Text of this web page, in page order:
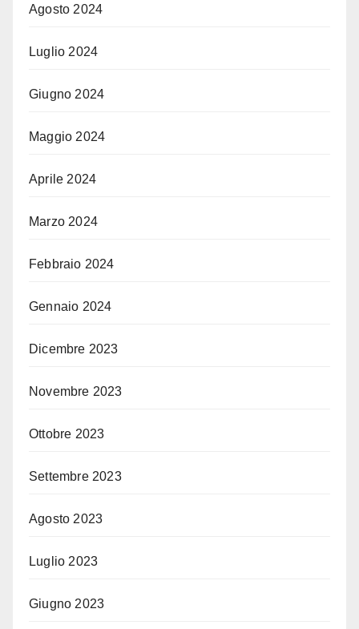
Agosto 2024
Luglio 2024
Giugno 2024
Maggio 2024
Aprile 2024
Marzo 2024
Febbraio 2024
Gennaio 2024
Dicembre 2023
Novembre 2023
Ottobre 2023
Settembre 2023
Agosto 2023
Luglio 2023
Giugno 2023